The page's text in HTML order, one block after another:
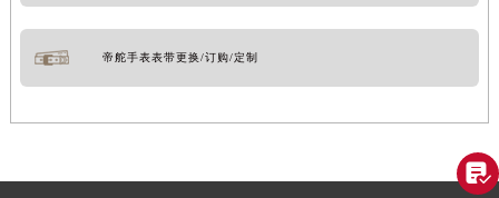
帝舵手表表带更换/订购/定制
